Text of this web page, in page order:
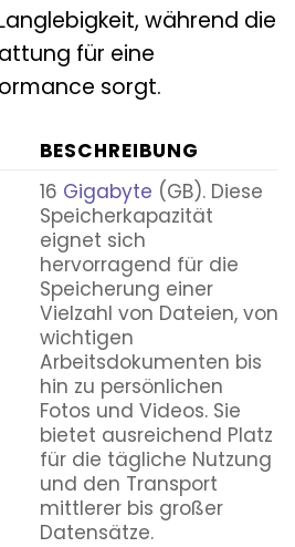
während die
für eine
sorgt.
BESCHREIBUNG
16 Gigabyte (GB). Diese
Speicherkapazität
eignet sich
hervorragend für die
Speicherung einer
Vielzahl von Dateien, von
wichtigen
Arbeitsdokumenten bis
hin zu persönlichen
Fotos und Videos. Sie
bietet ausreichend Platz
für die tägliche Nutzung
und den Transport
mittlerer bis großer
Datensätze.